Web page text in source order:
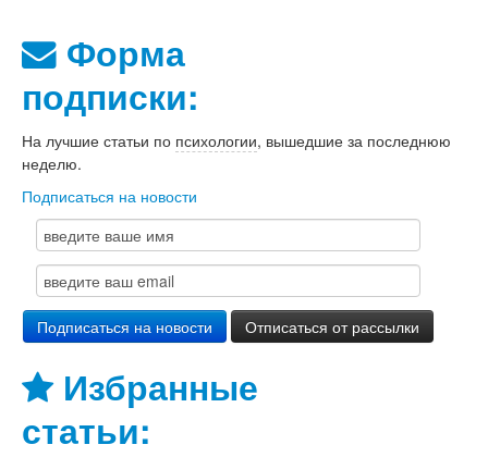
Форма
подписки:
На лучшие статьи по психологии, вышедшие за последнюю
неделю.
Подписаться на новости
Избранные
статьи: